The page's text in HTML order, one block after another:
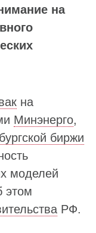
на
на
Минэнерго,
биржи
моделей
этом
РФ.